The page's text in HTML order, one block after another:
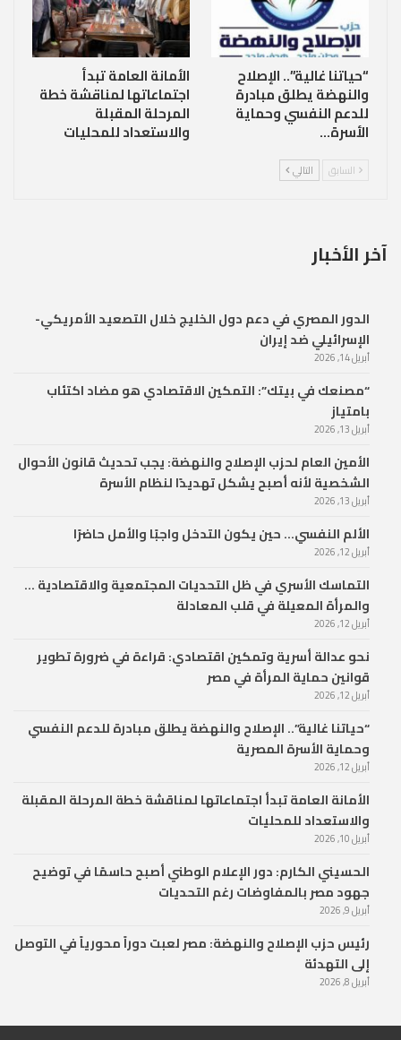
“حياتنا غالية”.. الإصلاح
والنهضة يطلق مبادرة
للدعم النفسي وحماية
الأسرة…
الأمانة العامة تبدأ
اجتماعاتها لمناقشة خطة
المرحلة المقبلة
والاستعداد للمحليات
السابق التالي
آخر الأخبار
الدور المصري في دعم دول الخليج خلال التصعيد الأمريكي-
الإسرائيلي ضد إيران
أبريل 14, 2026
“مصنعك في بيتك”: التمكين الاقتصادي هو مضاد اكتئاب
بامتياز
أبريل 13, 2026
الأمين العام لحزب الإصلاح والنهضة: يجب تحديث قانون الأحوال
الشخصية لأنه أصبح يشكل تهديدًا لنظام الأسرة
أبريل 13, 2026
الألم النفسي… حين يكون التدخل واجبًا والأمل حاضرًا
أبريل 12, 2026
التماسك الأسري في ظل التحديات المجتمعية والاقتصادية …
والمرأة المعيلة في قلب المعادلة
أبريل 12, 2026
نحو عدالة أسرية وتمكين اقتصادي: قراءة في ضرورة تطوير
قوانين حماية المرأة في مصر
أبريل 12, 2026
“حياتنا غالية”.. الإصلاح والنهضة يطلق مبادرة للدعم النفسي
وحماية الأسرة المصرية
أبريل 12, 2026
الأمانة العامة تبدأ اجتماعاتها لمناقشة خطة المرحلة المقبلة
والاستعداد للمحليات
أبريل 10, 2026
الحسيني الكارم: دور الإعلام الوطني أصبح حاسمًا في توضيح
جهود مصر بالمفاوضات رغم التحديات
أبريل 9, 2026
رئيس حزب الإصلاح والنهضة: مصر لعبت دوراً محورياً في التوصل
إلى التهدئة
أبريل 8, 2026